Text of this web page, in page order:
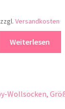
zzgl. Versandkosten
Weiterlesen